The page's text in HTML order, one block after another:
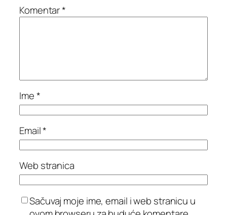
Komentar*
Ime*
Email*
Web stranica
Sačuvaj moje ime, email i web stranicu u